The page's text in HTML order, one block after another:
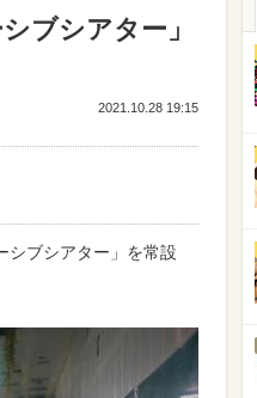
ブシアター」
2021.10.28 19:15
シブシアター」を常設